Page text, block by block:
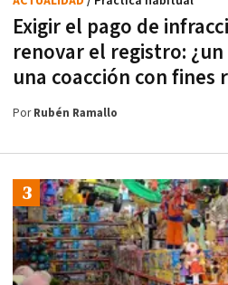
Exigir el pago de
renovar el registro:
una coacción con fines
PorRubén Ramallo